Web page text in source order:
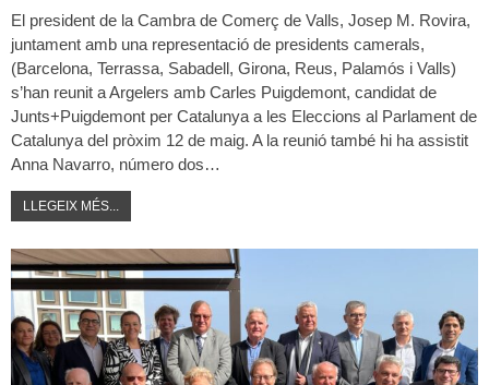
El president de la Cambra de Comerç de Valls, Josep M. Rovira,
juntament amb una representació de presidents camerals,
(Barcelona, Terrassa, Sabadell, Girona, Reus, Palamós i Valls)
s’han reunit a Argelers amb Carles Puigdemont, candidat de
Junts+Puigdemont per Catalunya a les Eleccions al Parlament de
Catalunya del pròxim 12 de maig. A la reunió també hi ha assistit
Anna Navarro, número dos…
LLEGEIX MÉS...